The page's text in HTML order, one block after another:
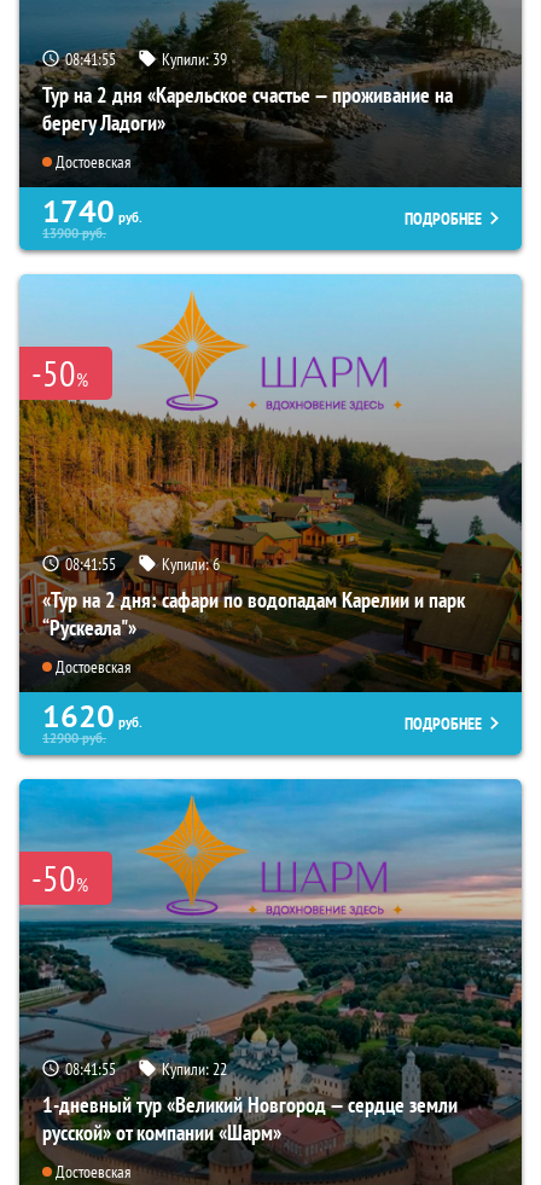
08:41:54 Купили:39
Тур на 2 дня «Карельское счастье — проживание на
берегу Ладоги»
Достоевская
1740 руб.
13900руб.
ПОДРОБНЕЕ
-50%
08:41:54 Купили:6
«Тур на 2 дня: сафари по водопадам Карелии и парк
“Рускеала"»
Достоевская
1620 руб.
12900руб.
ПОДРОБНЕЕ
-50%
08:41:54 Купили:22
1-дневный тур «Великий Новгород — сердце земли
русской» от компании «Шарм»
Достоевская